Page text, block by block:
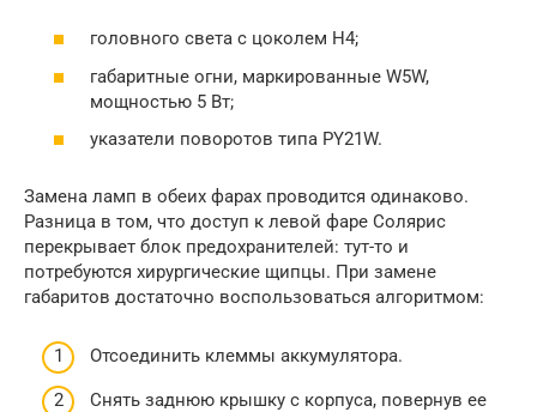
головного света с цоколем Н4;
габаритные огни, маркированные W5W,
мощностью 5 Вт;
указатели поворотов типа РY21W.
Замена ламп в обеих фарах проводится одинаково.
Разница в том, что доступ к левой фаре Солярис
перекрывает блок предохранителей: тут-то и
потребуются хирургические щипцы. При замене
габаритов достаточно воспользоваться алгоритмом:
Отсоединить клеммы аккумулятора.
Снять заднюю крышку с корпуса, повернув ее